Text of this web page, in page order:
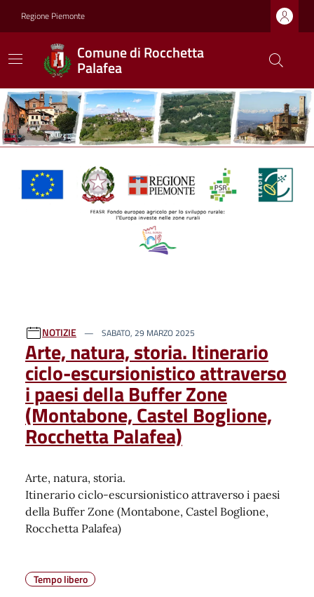
Regione Piemonte
Comune di Rocchetta
Palafea
Ultime notizie
NOTIZIE SABATO, 29 MARZO 2025
Arte, natura, storia. Itinerario
ciclo-escursionistico attraverso
i paesi della Buffer Zone
(Montabone, Castel Boglione,
Rocchetta Palafea)
Arte, natura, storia.
Itinerario ciclo-escursionistico attraverso i paesi
della Buffer Zone (Montabone, Castel Boglione,
Rocchetta Palafea)
Tempo libero